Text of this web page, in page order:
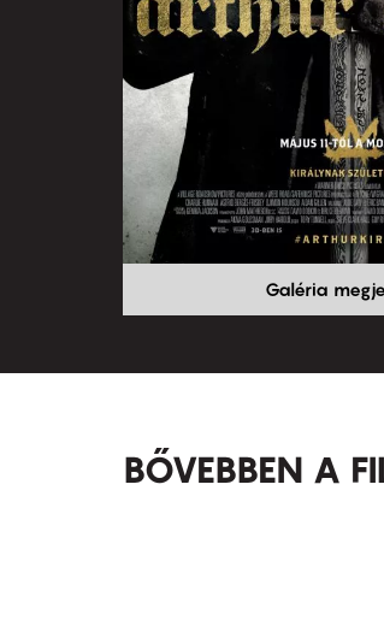
Galéria
BŐVEBBEN A